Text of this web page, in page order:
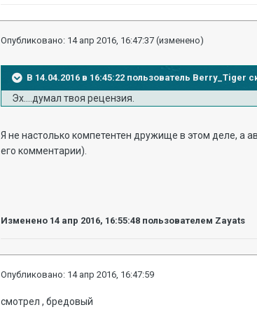
Опубликовано: 14 апр 2016, 16:47:37 (изменено)
В 14.04.2016 в 16:45:22 пользователь Berry_Tiger
Эх....думал твоя рецензия.
Я не настолько компетентен дружище в этом деле, а
его комментарии).
Изменено 14 апр 2016, 16:55:48 пользователем Zayats
Опубликовано: 14 апр 2016, 16:47:59
смотрел , бредовый